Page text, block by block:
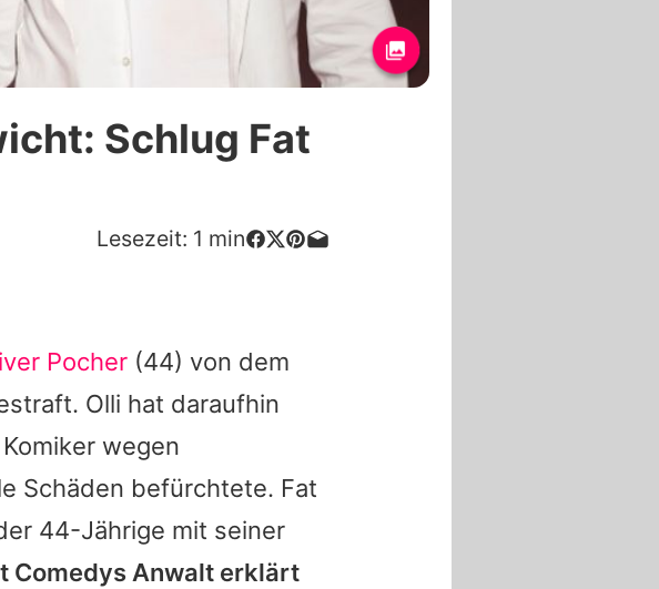
Schlug Fat
Lesezeit: 1 min
Pocher (44) von dem
Olli hat daraufhin
wegen
Schäden befürchtete. Fat
44-Jährige mit seiner
Comedys Anwalt erklärt